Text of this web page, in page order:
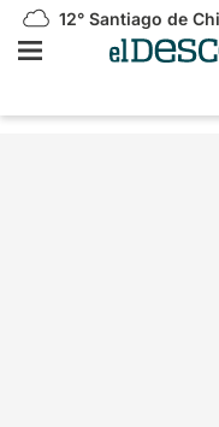
12° Santiago de